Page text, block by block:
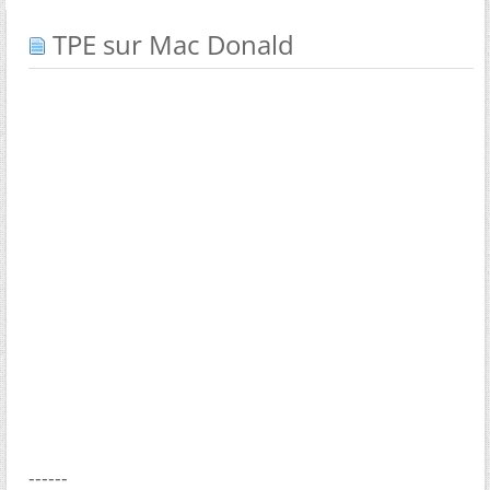
TPE sur Mac Donald
------